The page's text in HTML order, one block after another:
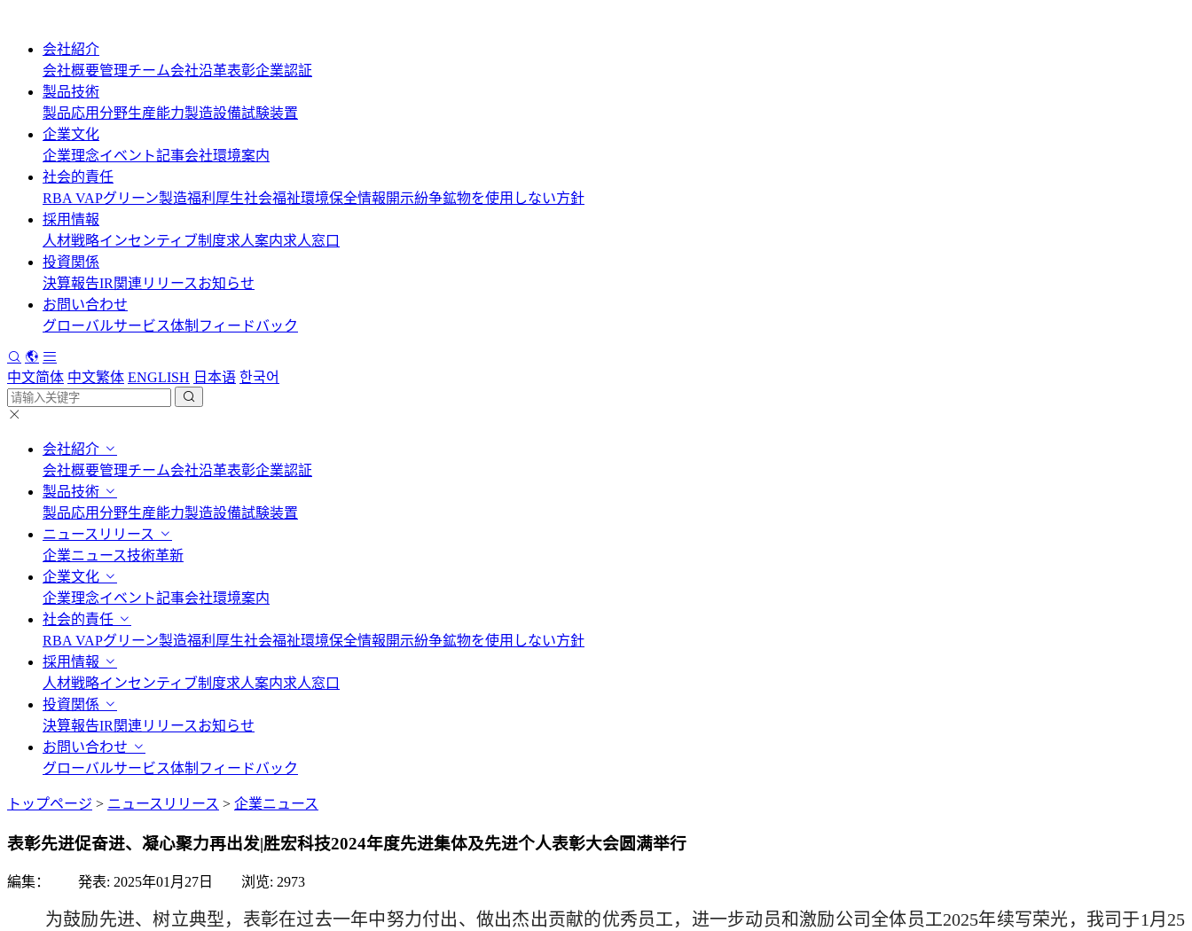
会社紹介
会社概要管理チーム会社沿革表彰企業認証
製品技術
製品応用分野生産能力製造設備試験装置
企業文化
企業理念イベント記事会社環境案内
社会的責任
RBA VAPグリーン製造福利厚生社会福祉環境保全情報開示紛争鉱物を使用しない方針
採用情報
人材戦略インセンティブ制度求人案内求人窓口
投資関係
決算報告IR関連リリースお知らせ
お問い合わせ
グローバルサービス体制 フィードバック
中文简体 中文繁体 ENGLISH 日本语 한국어
会社紹介
会社概要管理チーム会社沿革表彰企業認証
製品技術
製品応用分野生産能力製造設備試験装置
ニュースリリース
企業ニュース技術革新
企業文化
企業理念イベント記事会社環境案内
社会的責任
RBA VAPグリーン製造福利厚生社会福祉環境保全情報開示紛争鉱物を使用しない方針
採用情報
人材戦略インセンティブ制度求人案内求人窓口
投資関係
決算報告IR関連リリースお知らせ
お問い合わせ
グローバルサービス体制 フィードバック
トップページ > ニュースリリース > 企業ニュース
表彰先进促奋进、凝心聚力再出发|胜宏科技2024年度先进集体及先进个人表彰大会圆满举行
編集： 発表: 2025年01月27日 浏览: 2973
为鼓励先进、树立典型，表彰在过去一年中努力付出、做出杰出贡献的优秀员工，进一步动员和激励公司全体员工2025年续写荣光，我司于1月25